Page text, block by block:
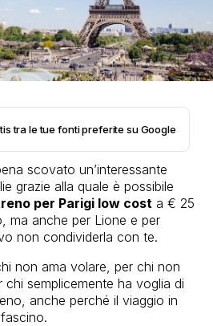
tra le tue fonti preferite su Google
scovato un’interessante
grazie alla quale è possibile
per Parigi low cost a € 25
ma anche per Lione e per
non condividerla con te.
non ama volare, per chi non
semplicemente ha voglia di
anche perché il viaggio in